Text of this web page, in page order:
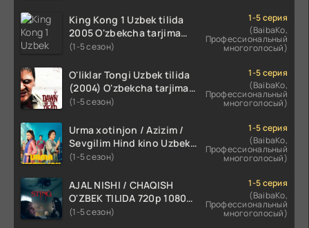
King Kong 1 Uzbek tilida
2005 O'zbekcha tarjima
kino HD skachat
(1-5 сезон)
1-5 серия
(BaibaKo,
Профессиональный
многоголосый)
O'liklar Tongi Uzbek tilida
(2004) O'zbekcha tarjima
kino HD skachat
(1-5 сезон)
1-5 серия
(BaibaKo,
Профессиональный
многоголосый)
Urma xotinjon / Azizim /
Sevgilim Hind kino Uzbek
tilida 2022 O'zbekcha
(1-5 сезон)
1-5 серия
(BaibaKo,
Профессиональный
многоголосый)
AJAL NISHI / CHAQISH
O'ZBEK TILIDA 720p 1080p
Full HD (2024) Tarjima
(1-5 сезон)
1-5 серия
(BaibaKo,
Профессиональный
многоголосый)